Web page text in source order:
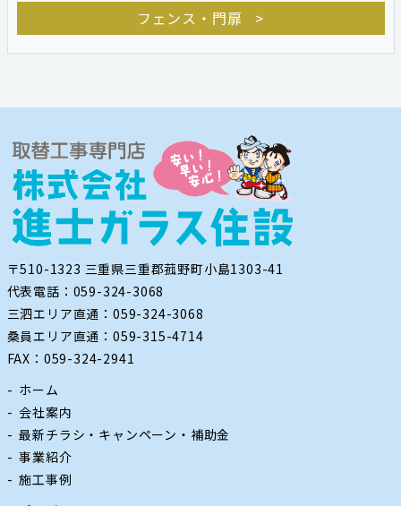
フェンス・門扉
〒510-1323 三重県三重郡菰野町小島1303-41
代表電話：059-324-3068
三泗エリア直通：059-324-3068
桑員エリア直通：059-315-4714
FAX：059-324-2941
ホーム
会社案内
最新チラシ・キャンペーン・補助金
事業紹介
施工事例